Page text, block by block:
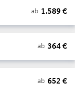
ab 1.589€
ab 364€
ab 652 €